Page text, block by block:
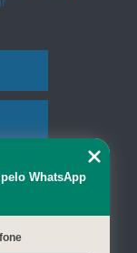
WhatsApp